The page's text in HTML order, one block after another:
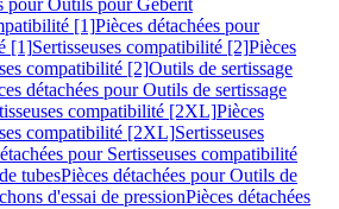
pour Outils pour Geberit
[1]Pièces détachées pour
[1]Sertisseuses compatibilité [2]Pièces
compatibilité [2]Outils de sertissage
détachées pour Outils de sertissage
compatibilité [2XL]Pièces
compatibilité [2XL]Sertisseuses
pour Sertisseuses compatibilité
tubesPièces détachées pour Outils de
d'essai de pressionPièces détachées